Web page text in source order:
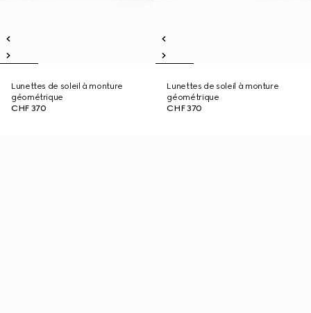
Lunettes de soleil à monture
géométrique
CHF 370
Lunettes de soleil à monture
géométrique
CHF 370